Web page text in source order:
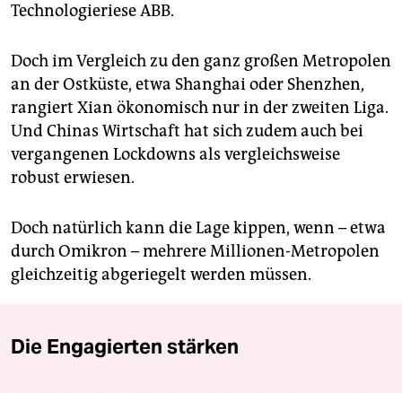
Technologieriese ABB.
Doch im Vergleich zu den ganz großen Metropolen
an der Ostküste, etwa Shanghai oder Shenzhen,
rangiert Xian ökonomisch nur in der zweiten Liga.
Und Chinas Wirtschaft hat sich zudem auch bei
vergangenen Lockdowns als vergleichsweise
robust erwiesen.
Doch natürlich kann die Lage kippen, wenn – etwa
durch Omikron – mehrere Millionen-Metropolen
gleichzeitig abgeriegelt werden müssen.
Die Engagierten stärken